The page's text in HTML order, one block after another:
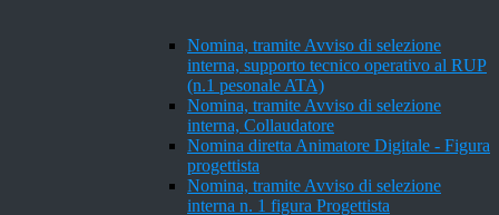
Nomina, tramite Avviso di selezione
interna, supporto tecnico operativo al RUP
(n.1 pesonale ATA)
Nomina, tramite Avviso di selezione
interna, Collaudatore
Nomina diretta Animatore Digitale - Figura
progettista
Nomina, tramite Avviso di selezione
interna n. 1 figura Progettista